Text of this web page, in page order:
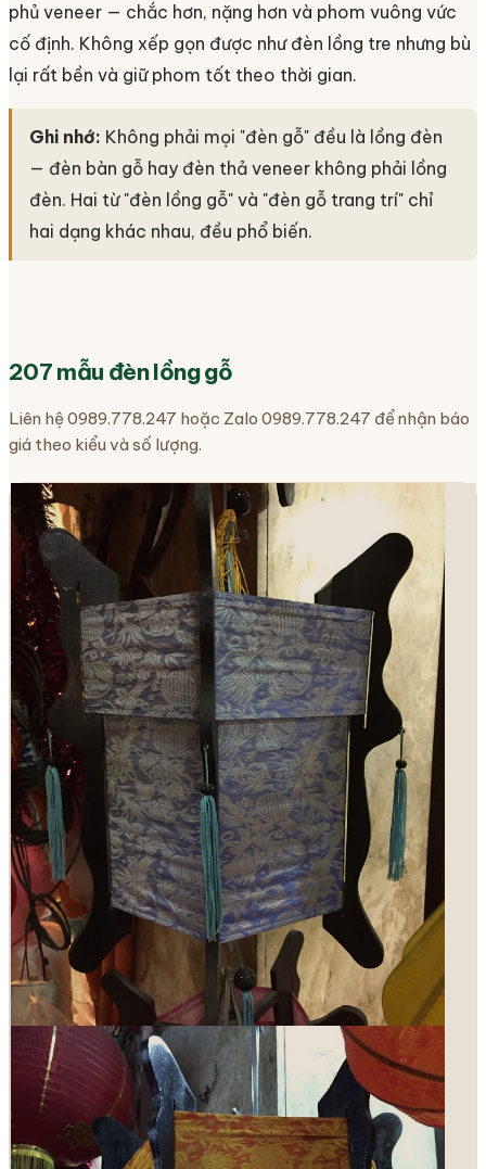
phủ veneer — chắc hơn, nặng hơn và phom vuông vức
cố định. Không xếp gọn được như đèn lồng tre nhưng bù
lại rất bền và giữ phom tốt theo thời gian.
Ghi nhớ: Không phải mọi "đèn gỗ" đều là lồng đèn
— đèn bàn gỗ hay đèn thả veneer không phải lồng
đèn. Hai từ "đèn lồng gỗ" và "đèn gỗ trang trí" chỉ
hai dạng khác nhau, đều phổ biến.
207 mẫu đèn lồng gỗ
Liên hệ 0989.778.247 hoặc Zalo 0989.778.247 để nhận báo
giá theo kiểu và số lượng.